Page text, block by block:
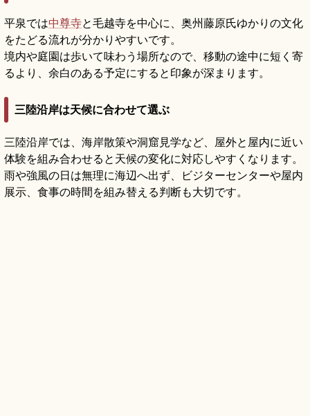
平泉では中尊寺と毛越寺を中心に、奥州藤原氏ゆかりの文化
をたどる流れが分かりやすいです。
境内や庭園は歩いて味わう場所なので、移動の途中に短く寄
るより、余白のある予定にすると印象が深まります。
三陸沿岸は天候に合わせて選ぶ
三陸沿岸では、海岸散策や洞窟見学など、屋外と屋内に近い
体験を組み合わせると天候の変化に対応しやすくなります。
雨や強風の日は無理に海辺へ出ず、ビジターセンターや屋内
展示、食事の時間を組み替える判断も大切です。